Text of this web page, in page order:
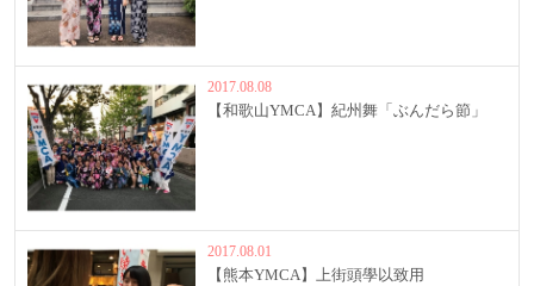
2017.08.08
【和歌山YMCA】紀州舞「ぶんだら節」
2017.08.01
【熊本YMCA】上街頭學以致用